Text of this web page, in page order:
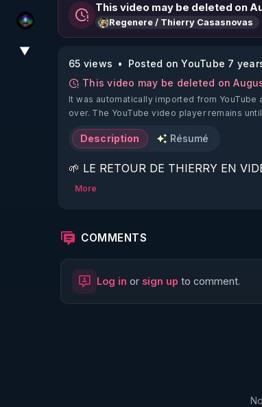
WakeUp
▼
This video may be deleted on
Regenere / Thierry Casasnovas
65 views
Posted on YouTube 7
This video may be deleted on
It was automatically imported from
over. The YouTube video player remains
Description Résumé
🌱 LE RETOUR DE THIERRY EN
🌱 LE MAGAZINE RÉGÉNÈRE
http://rgnr.li/ymag
More
COMMENTS
Log in or sign up to comment.